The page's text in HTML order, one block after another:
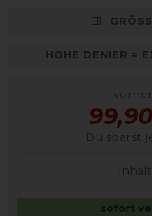
HOHE DENIER =
vorher
Du sparst
Inhalt
sofort